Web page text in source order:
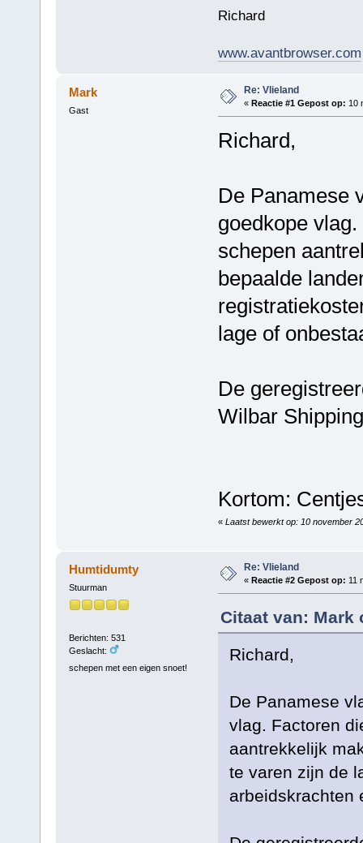
Richard
www.avantbrowser.com
Mark
Gast
Re: Vlieland
« Reactie #1 Gepost op: 10
Richard,
De Panamese
goedkope
schepen
bepaalde
lage of
De
Wilbar
Kortom:
« Laatst bewerkt op: 10 november
Humtidumty
Stuurman
Berichten: 531
Geslacht:
schepen met een eigen snoet!
Re: Vlieland
« Reactie #2 Gepost op: 11
Citaat van: Mark
Richard,
De Panamese
vlag. Factoren
aantrekkelijk
te varen zijn de
arbeidskrachten